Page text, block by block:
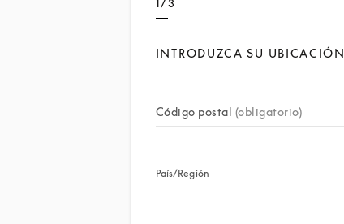
1/3
INTRODUZCA SU UBICACIÓN
Código postal (obligatorio)
País/Región